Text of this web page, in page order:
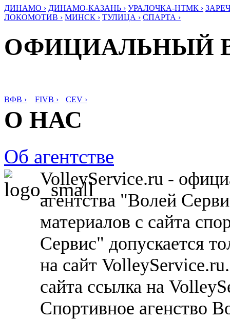
ДИНАМО › ДИНАМО-КАЗАНЬ › УРАЛОЧКА-НТМК ›
ЛОКОМОТИВ › МИНСК › ТУЛИЦА › СПАРТА ›
ОФИЦИАЛЬНЫЙ
ВФВ › FIVB › CEV ›
О НАС
Об агентстве
VolleyService.ru -
агентства "Волей
материалов с сайта
Сервис" допускается
на сайт
сайта ссылка на
Спортивное агенство